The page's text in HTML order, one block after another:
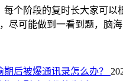
个阶段的复时长大家可
尽可能做到一看到题，脑
后被爆通讯录怎么办？